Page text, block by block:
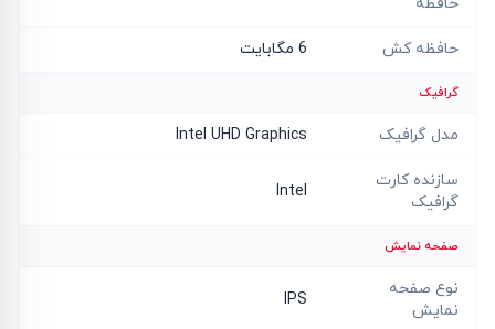
حافظه کش 6 مگابایت
گرافیک
مدل گرافیک Intel UHD Graphics
سازنده کارت
گرافیک
Intel
صفحه نمایش
نوع صفحه
نمایش
IPS